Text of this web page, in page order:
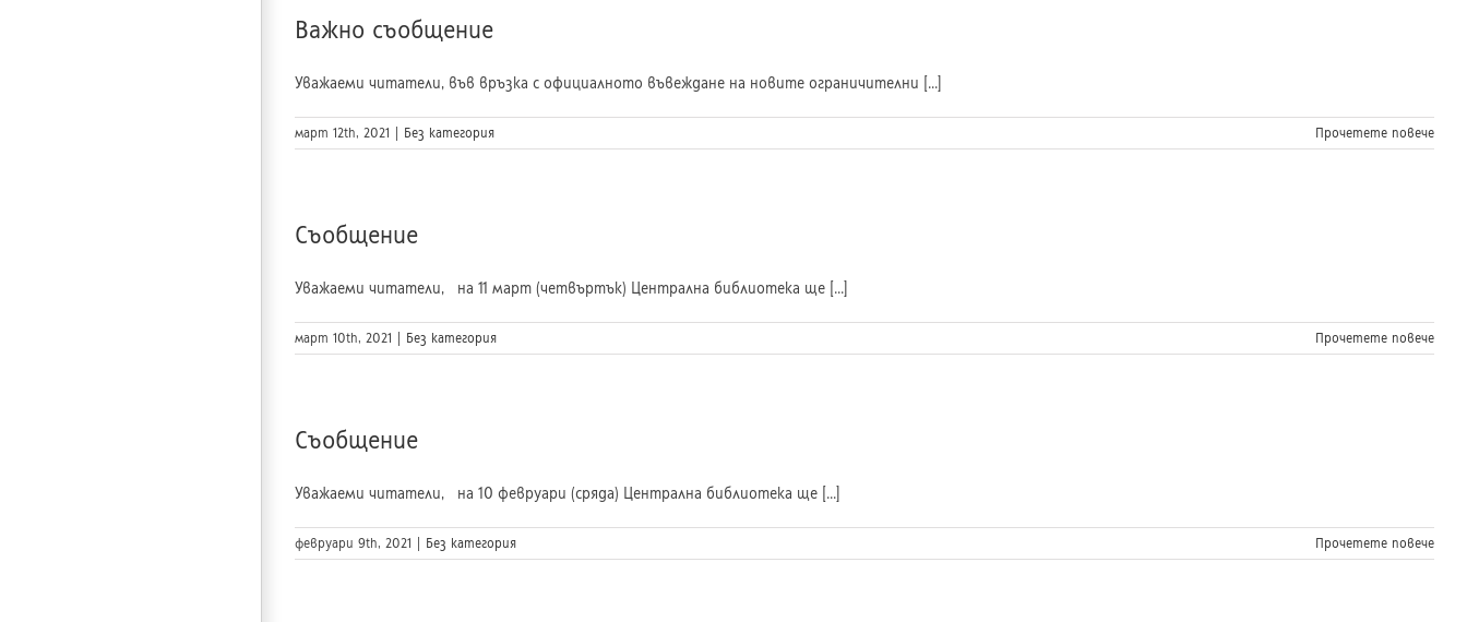
Важно съобщение
Уважаеми читатели, във връзка с официалното въвеждане на новите ограничителни [...]
март 12th, 2021 Без категория Прочетете повече
Съобщение
Уважаеми читатели, на 11 март (четвъртък) Централна библиотека ще [...]
март 10th, 2021 Без категория Прочетете повече
Съобщение
Уважаеми читатели, на 10 февруари (сряда) Централна библиотека ще [...]
февруари 9th, 2021 Без категория Прочетете повече